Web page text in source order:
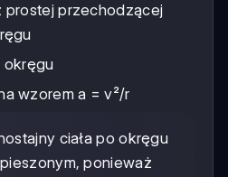
prostej przechodzącej
okręgu
wzorem a = v²/r
ciała po okręgu
ponieważ